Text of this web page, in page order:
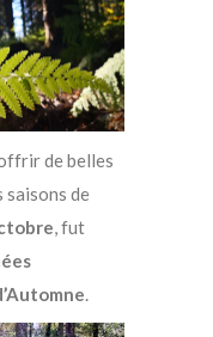
de belles
saisons de
, fut
.